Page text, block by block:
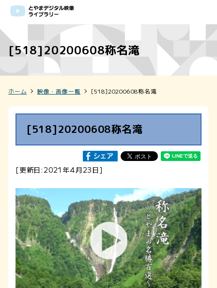
[518]20200608称名滝
ホーム 映像・画像一覧 [518]20200608称名滝
[518]20200608称名滝
[更新日:2021年4月23日]